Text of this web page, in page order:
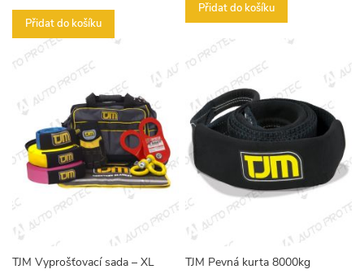
Přidat do košíku
Přidat do košíku
TJM Vyprošťovací sada – XL
TJM Pevná kurta 8000kg